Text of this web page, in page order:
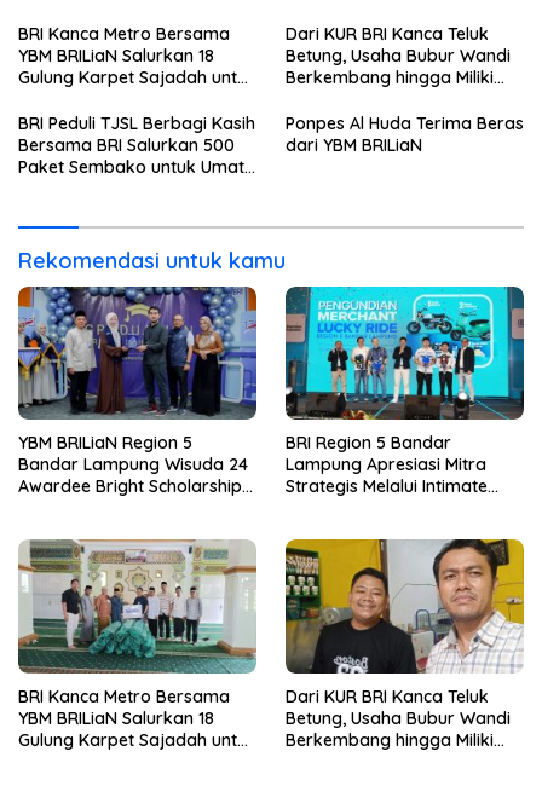
Profesional Berakhlak Mulia
Pemenang Merchant Lucky
Ride
BRI Kanca Metro Bersama
YBM BRILiaN Salurkan 18
Gulung Karpet Sajadah untuk
Dari KUR BRI Kanca Teluk
Betung, Usaha Bubur Wandi
Berkembang hingga Miliki
BRI Peduli TJSL Berbagi Kasih
Bersama BRI Salurkan 500
Paket Sembako untuk Umat
Ponpes Al Huda Terima Beras
dari YBM BRILiaN
Rekomendasi untuk kamu
YBM BRILiaN Region 5
Bandar Lampung Wisuda 24
Awardee Bright Scholarship
BRI Region 5 Bandar
Lampung Apresiasi Mitra
Strategis Melalui Intimate
Ride
BRI Kanca Metro Bersama
YBM BRILiaN Salurkan 18
Gulung Karpet Sajadah untuk
Dari KUR BRI Kanca Teluk
Betung, Usaha Bubur Wandi
Berkembang hingga Miliki